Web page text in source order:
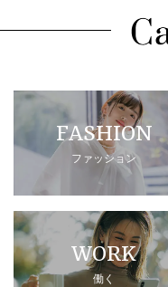
FASHION
ファッション
WORK
働く